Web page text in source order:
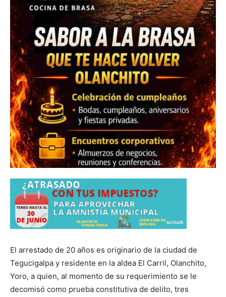
El arrestado de 20 años es originario de la ciudad de
Tegucigalpa y residente en la aldea El Carril, Olanchito,
Yoro, a quien, al momento de su requerimiento se le
decomisó como prueba constitutiva de delito, tres